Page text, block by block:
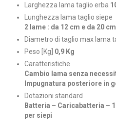
Larghezza lama taglio erba
Lunghezza lama taglio siepe
2 lame : da 12 cm e da 20 cm
Diametro di taglio max lama
Peso [Kg] 0,9 Kg
Caratteristiche
Cambio lama senza
Impugnatura posteriore in
Dotazioni standard
Batteria – Caricabatteria –
per siepi